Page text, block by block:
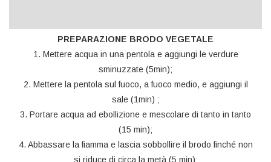
PREPARAZIONE BRODO VEGETALE
1. Mettere acqua in una pentola e aggiungi le verdure
sminuzzate (5min);
2. Mettere la pentola sul fuoco, a fuoco medio, e aggiungi il
sale (1min) ;
3. Portare acqua ad ebollizione e mescolare di tanto in tanto
(15 min);
4. Abbassare la fiamma e lascia sobbollire il brodo finché non
si riduce di circa la metà (5 min);